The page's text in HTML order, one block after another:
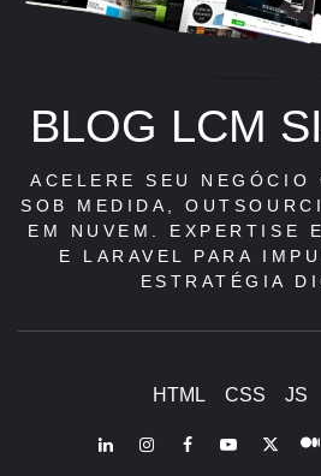
BLOG LCM
ACELERE SEU NEGÓCIO
SOB MEDIDA,
EM NUVEM. EXPERTISE
E LARAVEL PARA
ESTRATÉGIA
HTML CSS JS
LinkedInInstagramFacebookYoutube
X